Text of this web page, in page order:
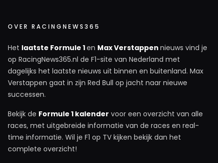
OVER RACINGNEWS365
Het laatste Formule 1en Max Verstappen nieuws vind je
op RacingNews365.nl de F1-site van Nederland met
dagelijks het laatste nieuws uit binnen en buitenland. Max
Verstappen gaat in zijn Red Bull op jacht naar nieuwe
successen.
Bekijk de Formule 1 kalender voor een overzicht van alle
races, met uitgebreide informatie van de races en real-
time informatie. Wil je F1 op TV kijken bekijk dan het
complete overzicht!